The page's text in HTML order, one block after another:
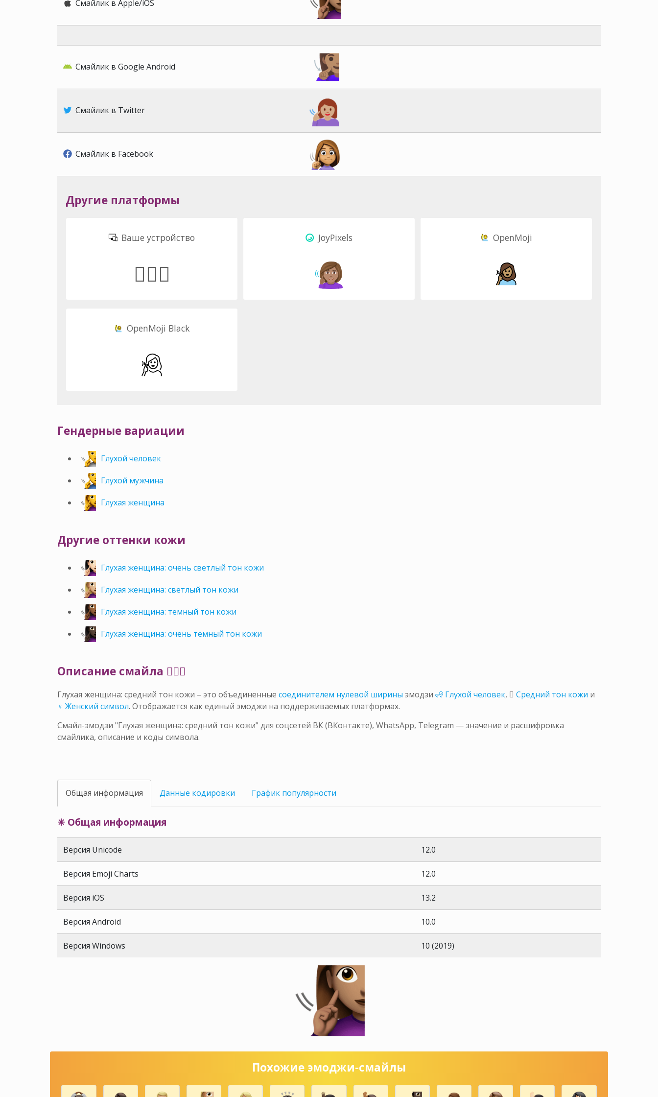
Смайлик в Apple/iOS
Смайлик в Google Android
Смайлик в Twitter
Смайлик в Facebook
Другие платформы
Ваше устройство
🧏🏽‍♀️
JoyPixels OpenMoji
OpenMoji Black
Гендерные вариации
Глухой человек
Глухой мужчина
Глухая женщина
Другие оттенки кожи
Глухая женщина: очень светлый тон кожи
Глухая женщина: светлый тон кожи
Глухая женщина: темный тон кожи
Глухая женщина: очень темный тон кожи
Описание смайла 🧏🏽‍♀️
Глухая женщина: средний тон кожи – это объединенные соединителем нулевой ширины эмодзи 🧏 Глухой человек, 🏽 Средний тон кожи и
♀ Женский символ. Отображается как единый эмоджи на поддерживаемых платформах.
Смайл-эмодзи "Глухая женщина: средний тон кожи" для соцсетей ВК (ВКонтакте), WhatsApp, Telegram — значение и расшифровка
смайлика, описание и коды символа.
Общая информация Данные кодировки График популярности
✳ Общая информация
Версия Unicode 12.0
Версия Emoji Charts 12.0
Версия iOS 13.2
Версия Android 10.0
Версия Windows 10 (2019)
Похожие эмоджи-смайлы